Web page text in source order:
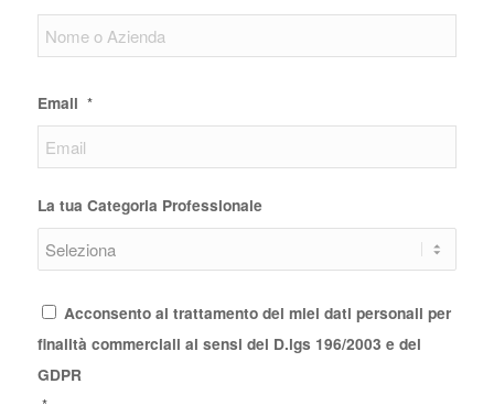
Email *
La tua Categoria Professionale
Consenso
Acconsento al trattamento dei miei dati personali per
finalità commerciali ai sensi del D.lgs 196/2003 e del
GDPR
*